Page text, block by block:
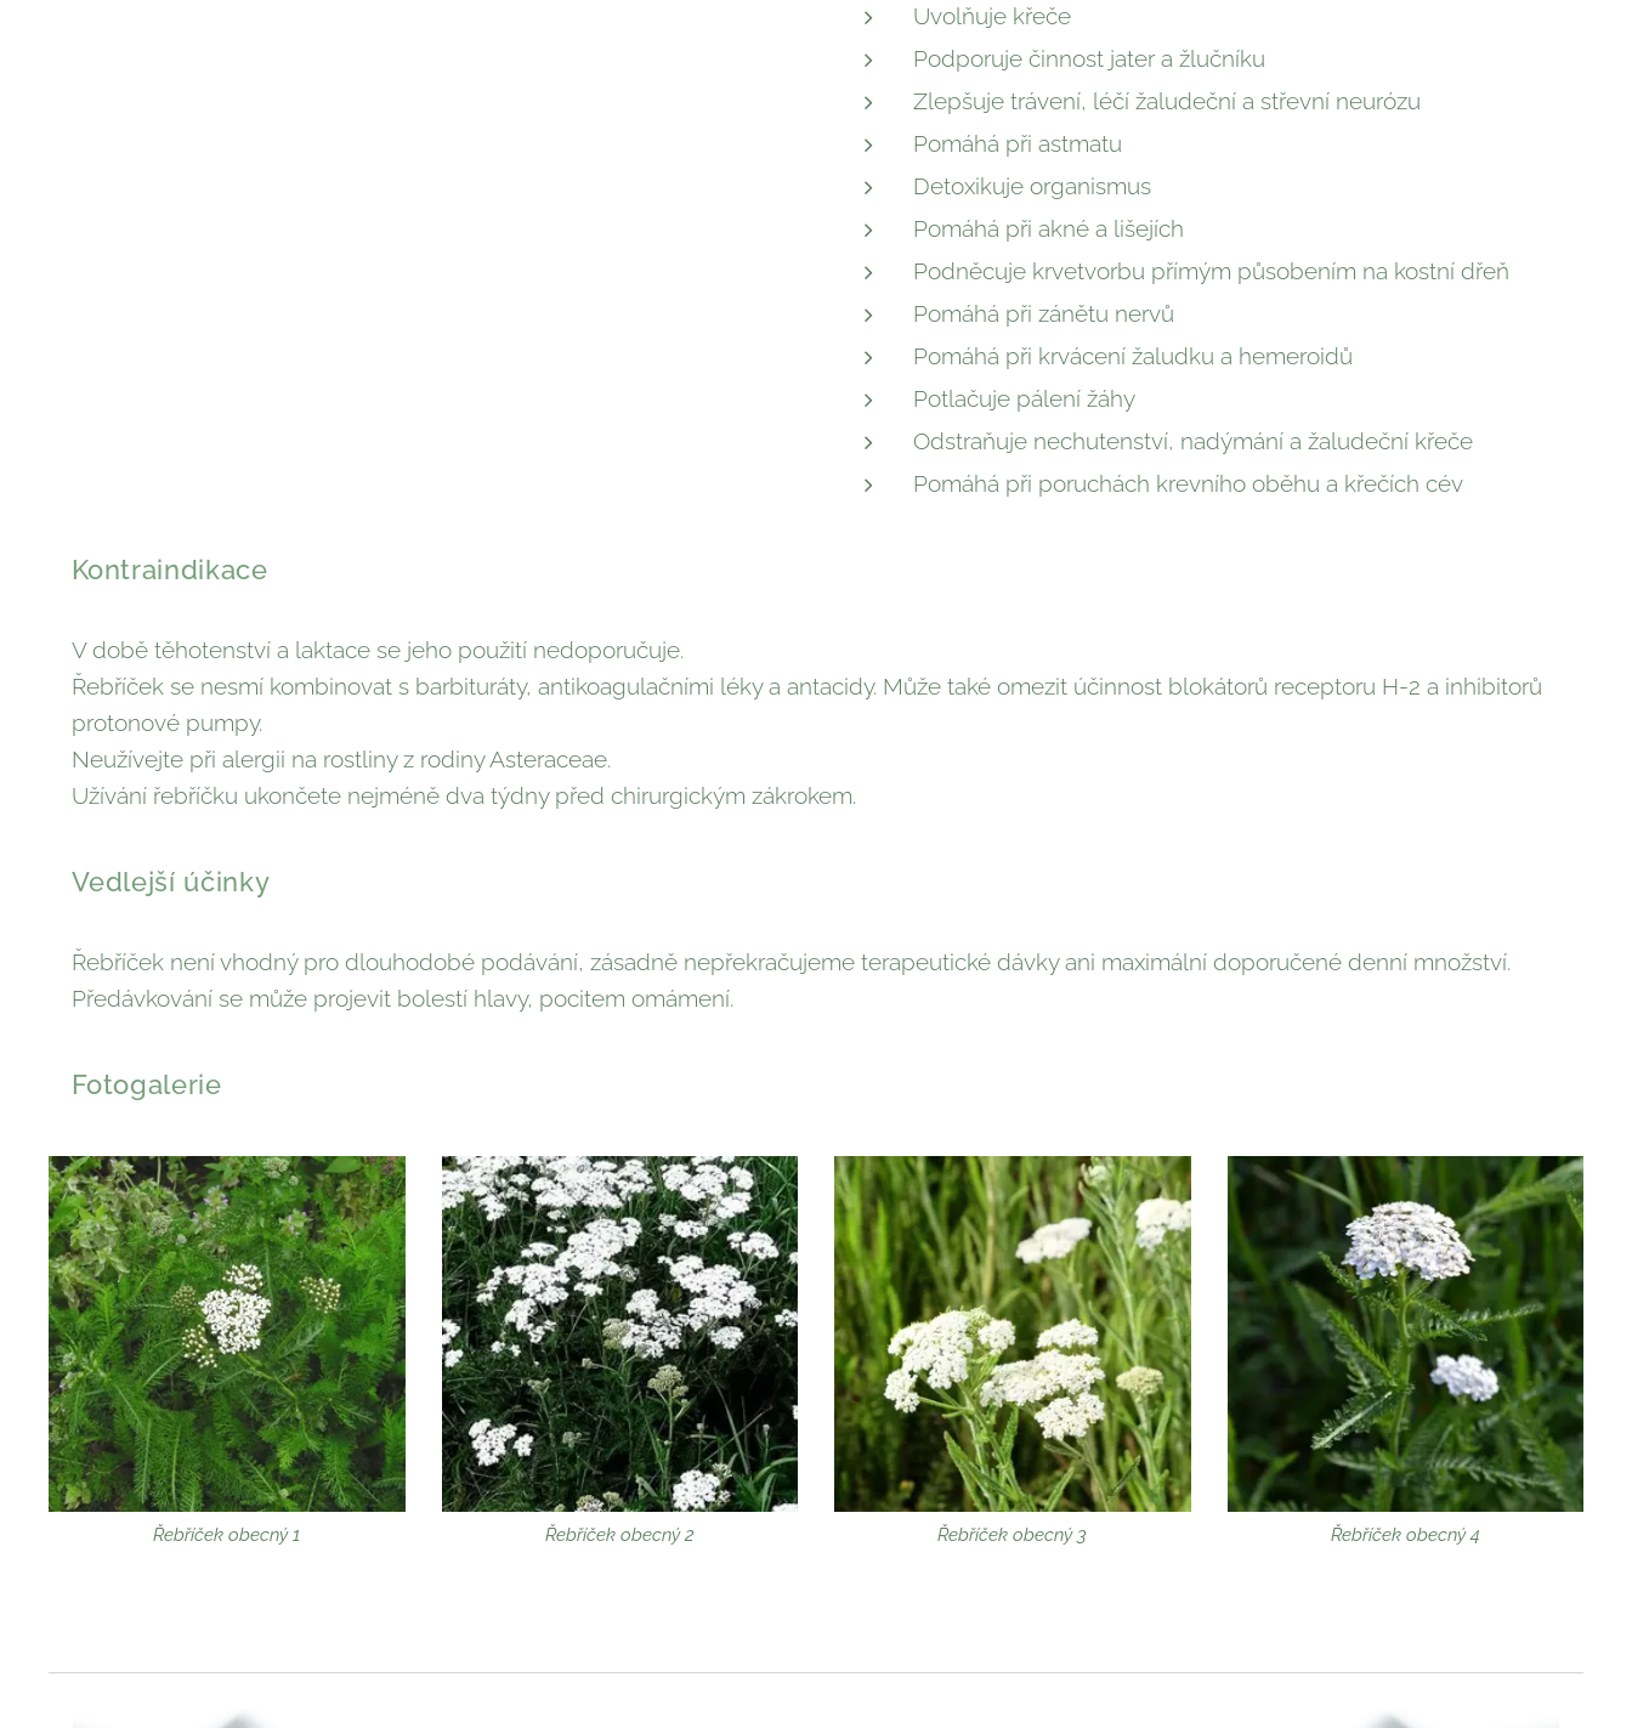
Uvolňuje křeče
Podporuje činnost jater a žlučníku
Zlepšuje trávení, léčí žaludeční a střevní neurózu
Pomáhá při astmatu
Detoxikuje organismus
Pomáhá při akné a lišejích
Podněcuje krvetvorbu přímým působením na kostní dřeň
Pomáhá při zánětu nervů
Pomáhá při krvácení žaludku a hemeroidů
Potlačuje pálení žáhy
Odstraňuje nechutenství, nadýmání a žaludeční křeče
Pomáhá při poruchách krevního oběhu a křečích cév
Kontraindikace
V době těhotenství a laktace se jeho použití nedoporučuje.
Řebříček se nesmí kombinovat s barbituráty, antikoagulačními léky a antacidy. Může také omezit účinnost blokátorů receptoru H-2 a inhibitorů
protonové pumpy.
Neužívejte při alergii na rostliny z rodiny Asteraceae.
Užívání řebříčku ukončete nejméně dva týdny před chirurgickým zákrokem.
Vedlejší účinky
Řebříček není vhodný pro dlouhodobé podávání, zásadně nepřekračujeme terapeutické dávky ani maximální doporučené denní množství.
Předávkování se může projevit bolestí hlavy, pocitem omámení.
Fotogalerie
Řebříček obecný 1 Řebříček obecný 2 Řebříček obecný 3 Řebříček obecný 4